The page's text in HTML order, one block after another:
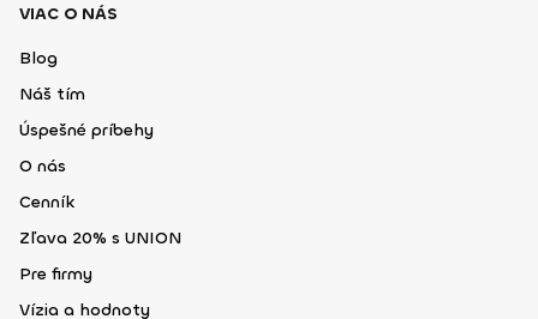
VIAC O NÁS
Blog
Náš tím
Úspešné príbehy
O nás
Cenník
Zľava 20% s UNION
Pre firmy
Vízia a hodnoty